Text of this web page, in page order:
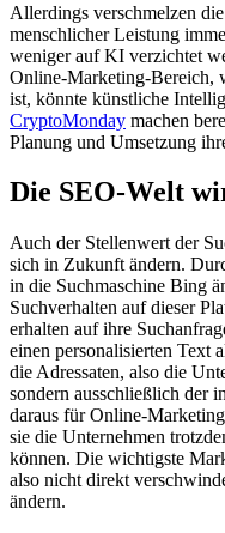
Allerdings verschmelzen
menschlicher Leistung
weniger auf KI verzichtet
Online-Marketing-Bereich,
ist, könnte künstliche
CryptoMonday machen
Planung und Umsetzung
Die SEO-Welt
Auch der Stellenwert der
sich in Zukunft ändern.
in die Suchmaschine Bing
Suchverhalten auf dieser
erhalten auf ihre
einen personalisierten Text
die Adressaten, also die
sondern ausschließlich der
daraus für Online-
sie die Unternehmen
können. Die wichtigste
also nicht direkt
ändern.